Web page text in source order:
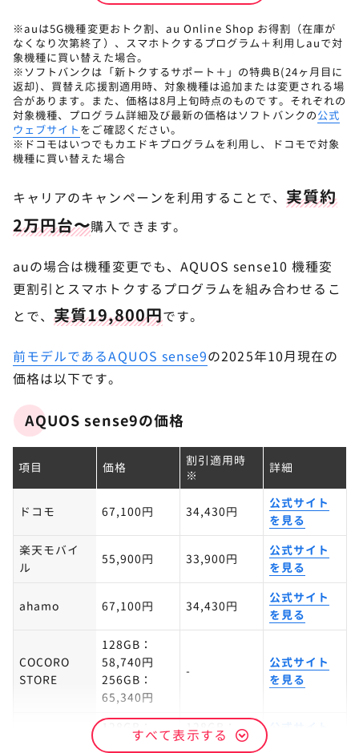
※auは5G機種変更おトク割、au Online Shop お得割（在庫が
なくなり次第終了）、スマホトクするプログラム＋利用しauで対
象機種に買い替えた場合。
※ソフトバンクは「新トクするサポート＋」の特典B(24ヶ月目に
返却)、買替え応援割適用時、対象機種は追加または変更される場
合があります。また、価格は8月上旬時点のものです。それぞれの
対象機種、プログラム詳細及び最新の価格はソフトバンクの公式
ウェブサイト をご確認ください。
※ドコモはいつでもカエドキプログラムを利用し、ドコモで対象
機種に買い替えた場合
キャリアのキャンペーンを利用することで、実質約
2万円台〜購入できます。
auの場合は機種変更でも、AQUOS sense10 機種変
更割引とスマホトクするプログラムを組み合わせるこ
とで、実質19,800円です。
前モデルであるAQUOS sense9の2025年10月現在の
価格は以下です。
AQUOS sense9の価格
項目 価格
割引適用時
※
詳細
ドコモ 67,100円 34,430円
公式サイト
を見る
楽天モバイ
ル
55,900円 33,900円
公式サイト
を見る
ahamo 67,100円 34,430円
公式サイト
を見る
COCORO
STORE
128GB：
58,740円
256GB：
65,340円
-
公式サイト
を見る
128GB：
64,980円
128GB：
29,800円
すべて表示する